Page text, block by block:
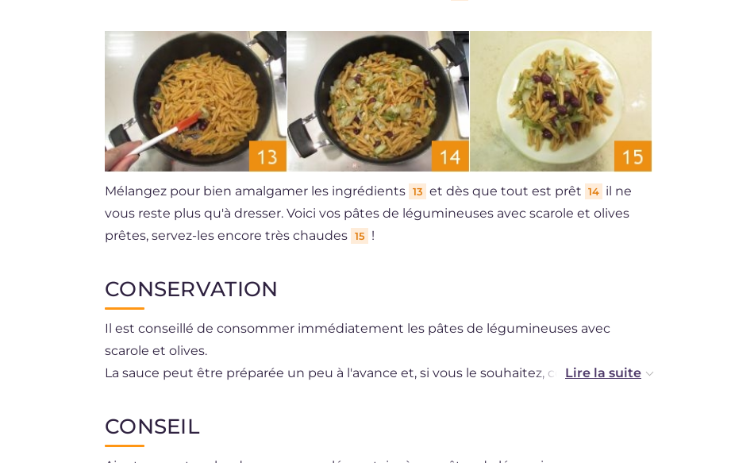
Mélangez pour bien amalgamer les ingrédients 13 et dès que tout est prêt 14 il ne
vous reste plus qu'à dresser. Voici vos pâtes de légumineuses avec scarole et olives
prêtes, servez-les encore très chaudes 15 !
CONSERVATION
Il est conseillé de consommer immédiatement les pâtes de légumineuses avec
scarole et olives.
La sauce peut être préparée un peu à l'avance et, si vous le souhaitez, conservée
la texture en souffriront.
Il est déconseillé de congeler.
CONSEIL